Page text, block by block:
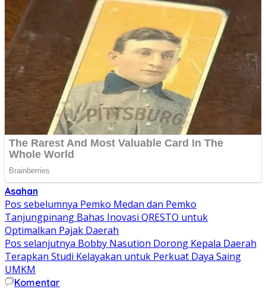
Asahan
Navigasi
pos
Pos sebelumnya Pemko Medan dan Pemko
Tanjungpinang Bahas Inovasi QRESTO untuk
Optimalkan Pajak Daerah
Pos selanjutnya Bobby Nasution Dorong Kepala Daerah
Terapkan Studi Kelayakan untuk Perkuat Daya Saing
UMKM
Komentar